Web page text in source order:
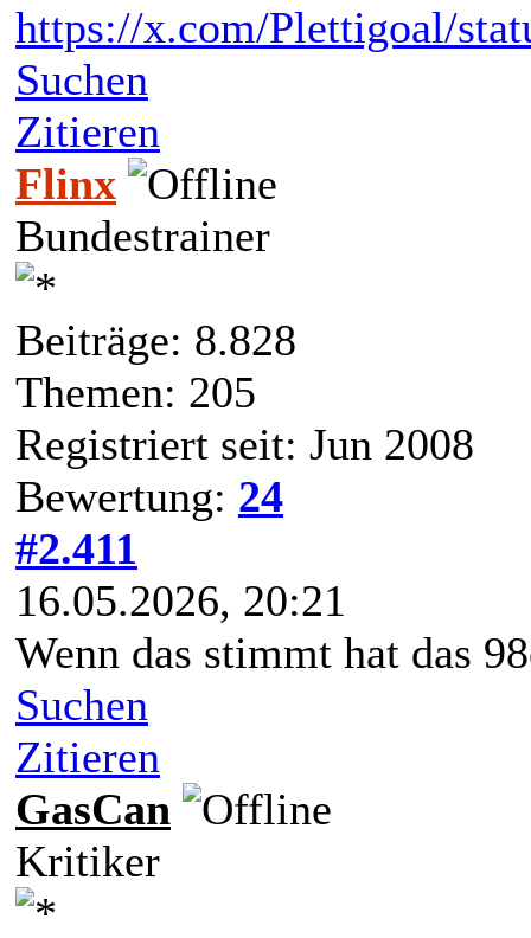
https://x.com/Plettigoal/
Suchen
Zitieren
Flinx
Bundestrainer
Beiträge: 8.828
Themen: 205
Registriert seit: Jun 2008
Bewertung: 24
#2.411
16.05.2026, 20:21
Wenn das stimmt hat das
Suchen
Zitieren
GasCan
Kritiker